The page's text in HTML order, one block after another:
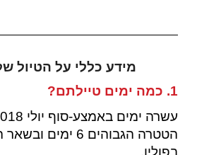
מידע כללי על הטיול
1. כמה ימים טיילתם?
הטטרה הגבוהים 6